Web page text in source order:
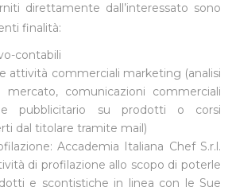
direttamente dall’interessato sono
finalità:
contabili
attività commerciali marketing (analisi
comunicazioni commerciali
pubblicitario su prodotti o corsi
dal titolare tramite mail)
Accademia Italiana Chef S.r.l.
di profilazione allo scopo di poterle
e scontistiche in linea con le Sue